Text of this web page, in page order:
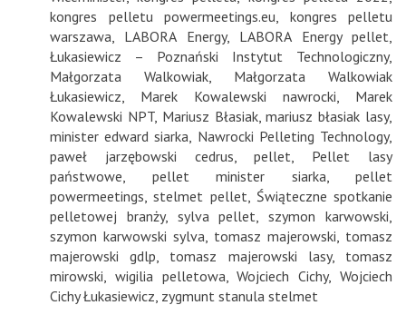
kongres pelletu powermeetings.eu
kongres pelletu
warszawa
LABORA Energy, LABORA Energy pellet
Łukasiewicz – Poznański Instytut Technologiczny,
Małgorzata Walkowiak
Małgorzata Walkowiak
Łukasiewicz
Marek Kowalewski nawrocki
Marek
Kowalewski NPT, Mariusz Błasiak,mariusz błasiak lasy,
minister edward siarka Nawrocki Pelleting Technology,
paweł jarzębowski cedrus ,pellet
Pellet lasy
państwowe
pellet minister siarka
pellet
powermeetings ,stelmet pellet Świąteczne spotkanie
pelletowej branży, sylva pellet ,szymon karwowski
szymon karwowski sylva tomasz majerowski tomasz
majerowski gdlp
tomasz majerowski lasy, tomasz
mirowski
wigilia pelletowa ,Wojciech Cichy,Wojciech
Cichy Łukasiewicz zygmunt stanula stelmet